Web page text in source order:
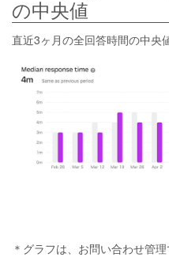
の中央値
直近3ヶ月の全回答時間の中央
＊グラフは、お問い合わせ管